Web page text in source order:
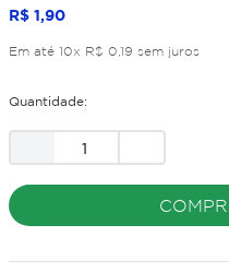
R$ 1,90
Em até 10x R$ 0 19 sem juros
Quantidade: